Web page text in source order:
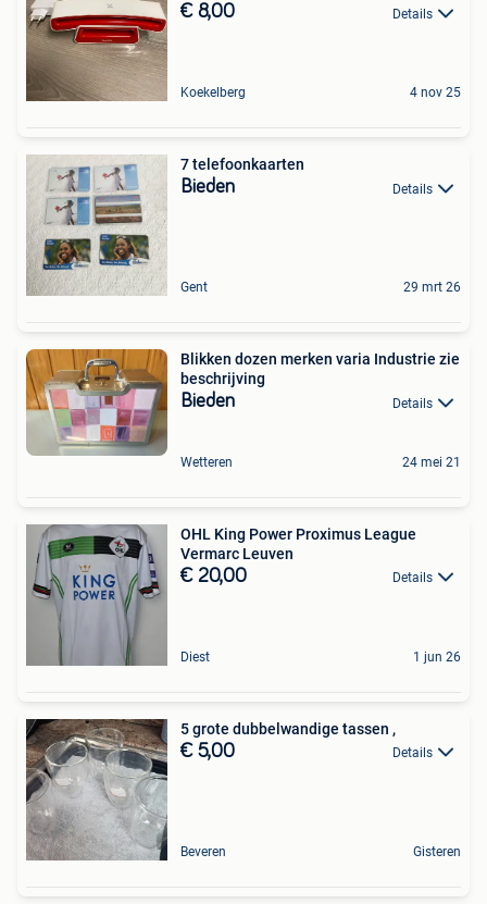
€ 8,00 Details
Koekelberg 4 nov 25
7 telefoonkaarten
Bieden Details
Gent 29 mrt 26
Blikken dozen merken varia Industrie zie
beschrijving
Bieden Details
Wetteren 24 mei 21
OHL King Power Proximus League
Vermarc Leuven
€ 20,00 Details
Diest 1 jun 26
5 grote dubbelwandige tassen ,
€ 5,00 Details
Beveren Gisteren